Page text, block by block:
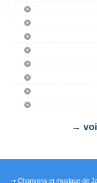
→
➙ Chansons et musique de